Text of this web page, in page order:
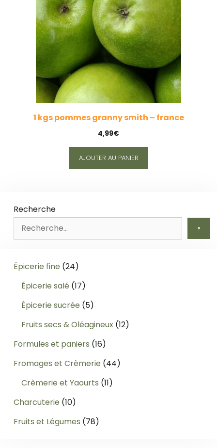
1 kgs pommes granny smith – france
4,99€
AJOUTER AU PANIER
Recherche
>
Épicerie fine 2424
produits
Épicerie salé 1717
produits
Épicerie sucrée 55
produits
Fruits secs & Oléagineux 1212
Formules et paniers 1616
produits
Fromages et Crèmerie 4444
Crèmerie et Yaourts 1111
Charcuterie 1010
produits
Fruits et Légumes 7878